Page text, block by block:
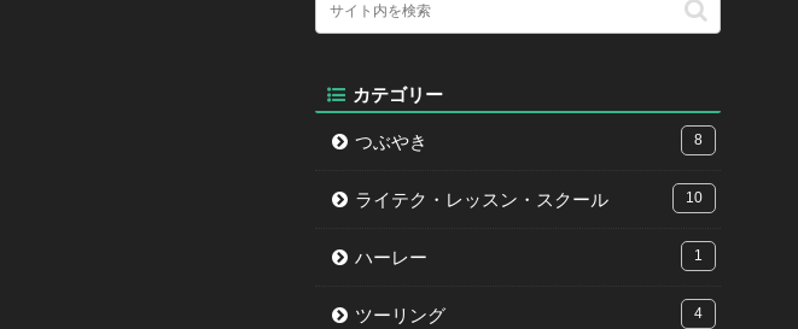
カテゴリー
つぶやき 8
ライテク・レッスン・スクール 10
ハーレー 1
ツーリング 4